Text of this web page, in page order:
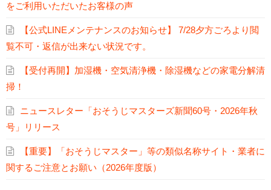
をご利用いただいたお客様の声
【公式LINEメンテナンスのお知らせ】 7/28夕方ごろより閲
覧不可・返信が出来ない状況です。
【受付再開】加湿機・空気清浄機・除湿機などの家電分解清
掃！
ニュースレター「おそうじマスターズ新聞60号・2026年秋
号」リリース
【重要】「おそうじマスター」等の類似名称サイト・業者に
関するご注意とお願い（2026年度版）